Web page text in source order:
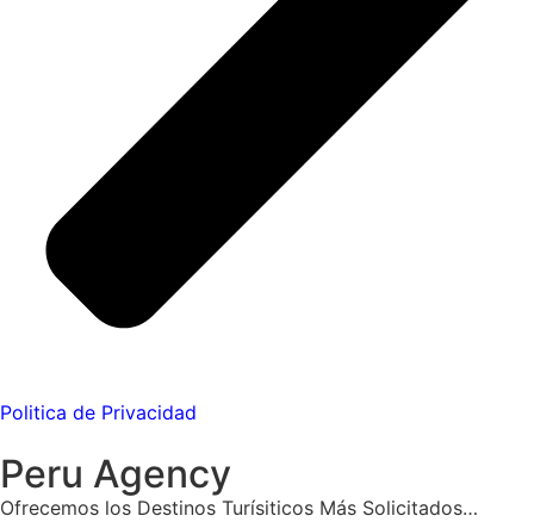
Politica de Privacidad
Peru Agency
Ofrecemos los Destinos Turísiticos Más Solicitados…